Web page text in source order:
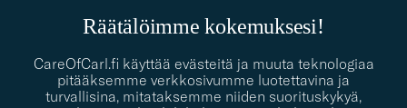
Räätälöimme kokemuksesi!
CareOfCarl.fi käyttää evästeitä ja muuta teknologiaa
pitääksemme verkkosivumme luotettavina ja
turvallisina, mitataksemme niiden suorituskykyä,
contact@careofcarl.com
PUKEUTUMISNEUVONTA
Kaipaatko apua oman tyylisi löytämiseen? Me autamme sinua
mielellämme!